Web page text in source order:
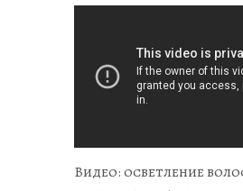
Видео: осветление